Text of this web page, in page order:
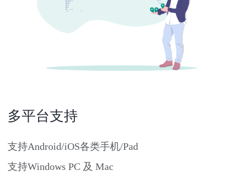
多平台支持
支持Android/iOS各类手机/Pad
支持Windows PC 及 Mac